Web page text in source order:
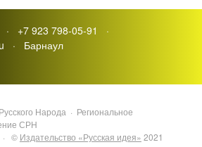
· +7 923 798-05-91 ·
· Барнаул
Народа· Региональное
СРН
· © Издательство «Русская идея» 2021